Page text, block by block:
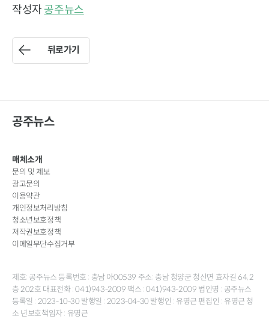
작성자 공주뉴스
뒤로가기
공주뉴스
매체소개
문의 및 제보
광고문의
이용약관
개인정보처리방침
청소년보호정책
저작권보호정책
이메일무단수집거부
제호: 공주뉴스 등록번호 : 충남 아00539 주소: 충남 청양군 청산면 효자길 64, 2
층 202호 대표전화 : 041)943-2009 팩스 : 041)943-2009 법인명 : 공주뉴스
등록일 : 2023-10-30 발행일 : 2023-04-30 발행인 : 유명근 편집인 : 유명근 청
소 년보호책임자 : 유명근